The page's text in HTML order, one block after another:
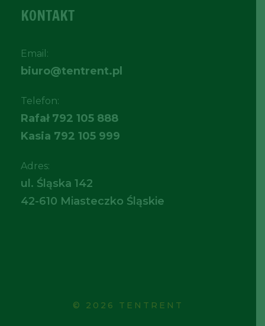
KONTAKT
Email:
biuro@tentrent.pl
Telefon:
Rafał 792 105 888
Kasia 792 105 999
Adres:
ul. Śląska 142
42-610 Miasteczko Śląskie
© 2026 TENTRENT